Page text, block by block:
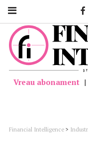
Vreau abonament |
Financial Intelligence >